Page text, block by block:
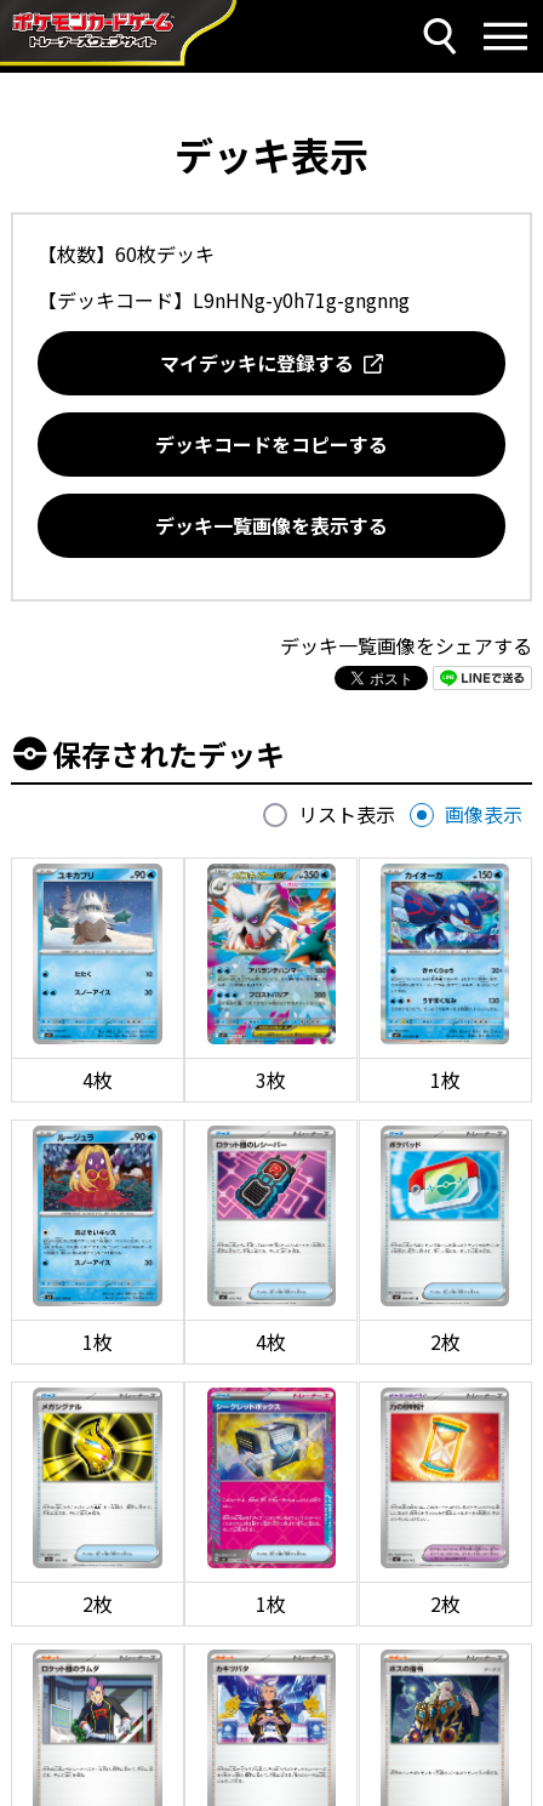
デッキ表示
【枚数】60枚デッキ
【デッキコード】 L9nHNg-y0h71g-gngnng
マイデッキに登録する
デッキコードをコピーする
デッキ一覧画像を表示する
デッキ一覧画像をシェアする
保存されたデッキ
リスト表示 画像表示
4枚 3枚 1枚
1枚 4枚 2枚
2枚 1枚 2枚